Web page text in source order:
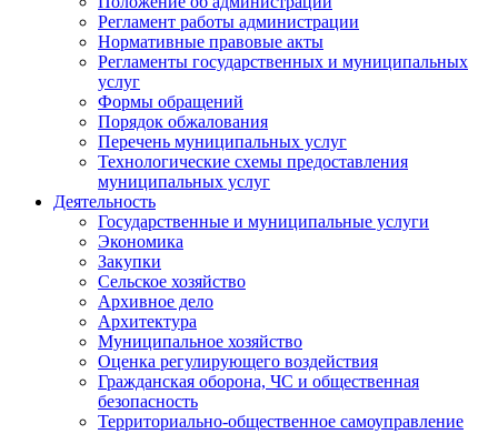
Регламент работы администрации
Нормативные правовые акты
Регламенты государственных и муниципальных
услуг
Формы обращений
Порядок обжалования
Перечень муниципальных услуг
Технологические схемы предоставления
муниципальных услуг
Деятельность
Государственные и муниципальные услуги
Экономика
Закупки
Сельское хозяйство
Архивное дело
Архитектура
Муниципальное хозяйство
Оценка регулирующего воздействия
Гражданская оборона, ЧС и общественная
безопасность
Территориально-общественное самоуправление